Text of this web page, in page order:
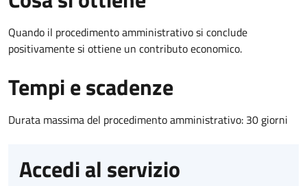
Quando il procedimento amministrativo si conclude
positivamente si ottiene un contributo economico.
Tempi e scadenze
Durata massima del procedimento amministrativo: 30 giorni
Accedi al servizio